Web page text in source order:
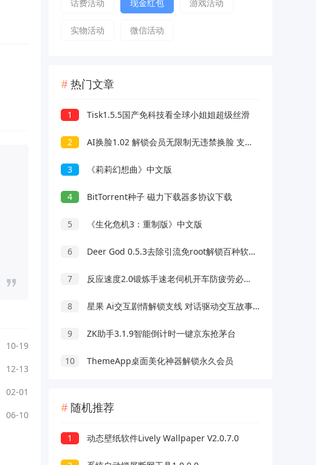
10-19
12-13
02-01
06-10
话费活动 现金红包 游戏活动
实物活动 微信活动
热门文章
1 Tisk1.5.5国产免科技看全球小姐姐超级丝滑
2 AI换脸1.02 解锁会员无限制无违禁换脸 支持照片/视频
3 《莉莉幻想曲》中文版
4 BitTorrent种子 磁力下载器多协议下载
5 《生化危机3：重制版》中文版
6 Deer God 0.5.3去除引流免root解锁百种软件会员
7 反应速度2.0锻炼手速老伺机开车防疲劳必备
8 星果 Ai交互剧情解锁支线 对话驱动交互故事剧情
9 ZK助手3.1.9智能倒计时一键京东抢茅台
10 ThemeApp桌面美化神器解锁永久会员
随机推荐
1 动态壁纸软件Lively Wallpaper V2.0.7.0